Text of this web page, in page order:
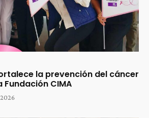
la prevención del cáncer
CIMA